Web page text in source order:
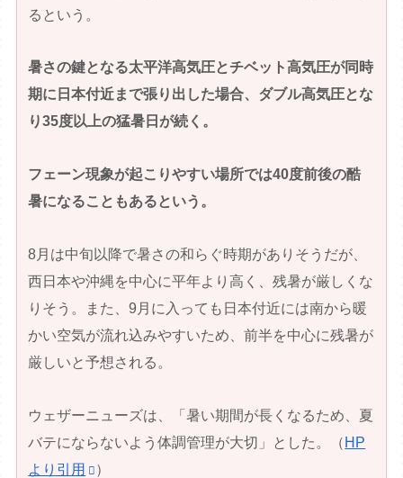
るという。
暑さの鍵となる太平洋高気圧とチベット高気圧が同時
期に日本付近まで張り出した場合、ダブル高気圧とな
り35度以上の猛暑日が続く。
フェーン現象が起こりやすい場所では40度前後の酷
暑になることもあるという。
8月は中旬以降で暑さの和らぐ時期がありそうだが、
西日本や沖縄を中心に平年より高く、残暑が厳しくな
りそう。また、9月に入っても日本付近には南から暖
かい空気が流れ込みやすいため、前半を中心に残暑が
厳しいと予想される。
ウェザーニューズは、「暑い期間が長くなるため、夏
バテにならないよう体調管理が大切」とした。（ HP
より引用
）